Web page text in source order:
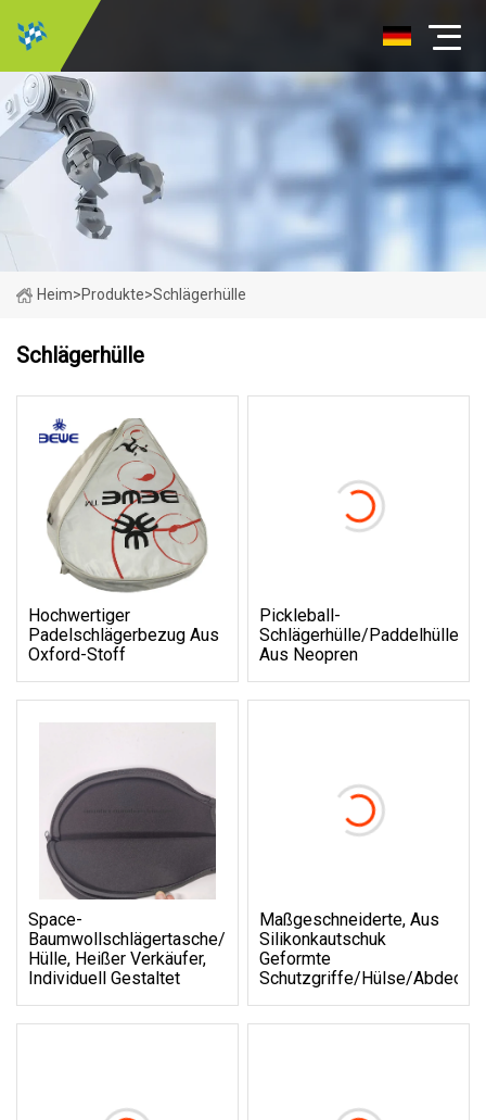
Heim>Produkte>Schlägerhülle
Schlägerhülle
Hochwertiger
Padelschlägerbezug Aus
Oxford-Stoff
Pickleball-
Schlägerhülle/Paddelhülle
Aus Neopren
Space-
Baumwollschlägertasche/-
Hülle, Heißer Verkäufer,
Individuell Gestaltet
Maßgeschneiderte, Aus
Silikonkautschuk
Geformte
Schutzgriffe/Hülse/